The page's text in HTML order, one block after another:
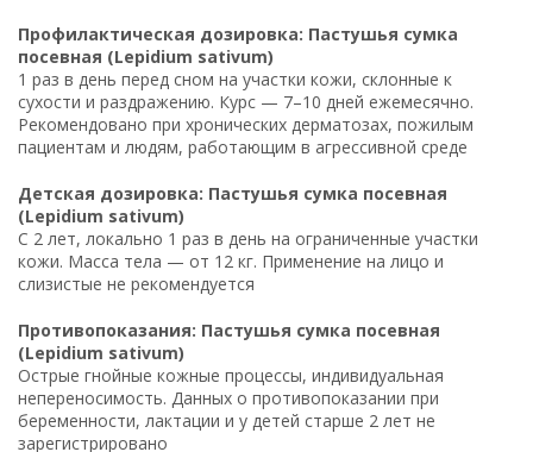
Профилактическая дозировка: Пастушья сумка
посевная (Lepidium sativum)
1 раз в день перед сном на участки кожи, склонные к
сухости и раздражению. Курс — 7–10 дней ежемесячно.
Рекомендовано при хронических дерматозах, пожилым
пациентам и людям, работающим в агрессивной среде
Детская дозировка: Пастушья сумка посевная
(Lepidium sativum)
С 2 лет, локально 1 раз в день на ограниченные участки
кожи. Масса тела — от 12 кг. Применение на лицо и
слизистые не рекомендуется
Противопоказания: Пастушья сумка посевная
(Lepidium sativum)
Острые гнойные кожные процессы, индивидуальная
непереносимость. Данных о противопоказании при
беременности, лактации и у детей старше 2 лет не
зарегистрировано